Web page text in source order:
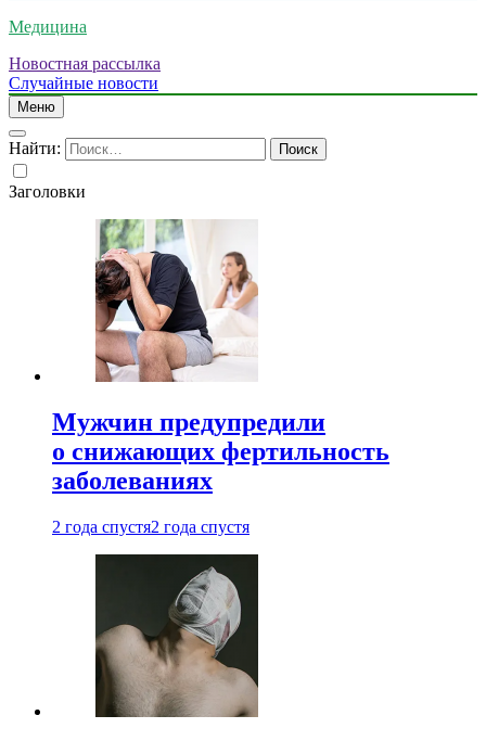
Медицина
Новостная рассылка
Случайные новости
Меню
Найти:
Заголовки
Мужчин предупредили
о снижающих фертильность
заболеваниях
2 года спустя2 года спустя